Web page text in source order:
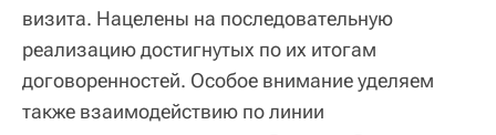
визита. Нацелены на последовательную
реализацию достигнутых по их итогам
договоренностей. Особое внимание уделяем
также взаимодействию по линии